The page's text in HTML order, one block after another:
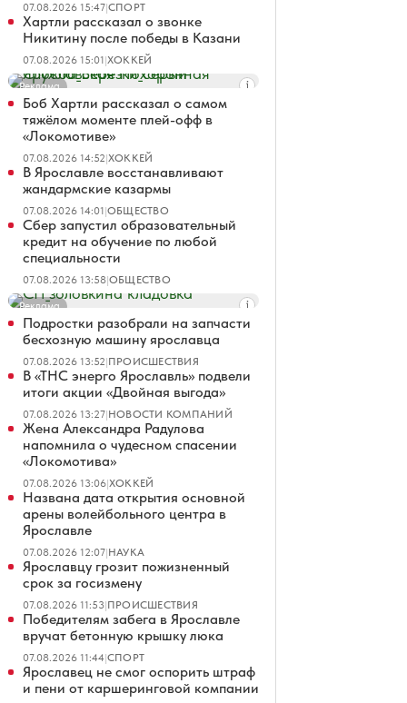
07.08.2026 15:47|СПОРТ
Хартли рассказал о звонке
Никитину после победы в Казани
07.08.2026 15:01|ХОККЕЙ
Реклама
Боб Хартли рассказал о самом
тяжёлом моменте плей-офф в
«Локомотиве»
07.08.2026 14:52|ХОККЕЙ
В Ярославле восстанавливают
жандармские казармы
07.08.2026 14:01|ОБЩЕСТВО
Сбер запустил образовательный
кредит на обучение по любой
специальности
07.08.2026 13:58|ОБЩЕСТВО
Реклама
Подростки разобрали на запчасти
бесхозную машину ярославца
07.08.2026 13:52|ПРОИСШЕСТВИЯ
В «ТНС энерго Ярославль» подвели
итоги акции «Двойная выгода»
07.08.2026 13:27|НОВОСТИ КОМПАНИЙ
Жена Александра Радулова
напомнила о чудесном спасении
«Локомотива»
07.08.2026 13:06|ХОККЕЙ
Названа дата открытия основной
арены волейбольного центра в
Ярославле
07.08.2026 12:07|НАУКА
Ярославцу грозит пожизненный
срок за госизмену
07.08.2026 11:53|ПРОИСШЕСТВИЯ
Победителям забега в Ярославле
вручат бетонную крышку люка
07.08.2026 11:44|СПОРТ
Ярославец не смог оспорить штраф
и пени от каршеринговой компании